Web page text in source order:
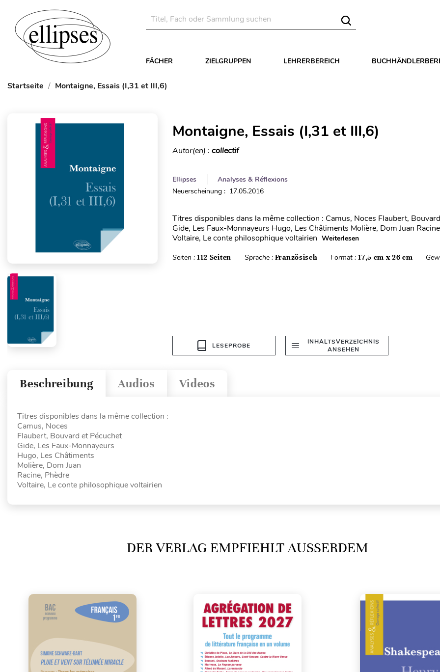
FÄCHER ZIELGRUPPEN LEHRERBEREICH
Startseite Montaigne, Essais (I,31 et III,6)
Montaigne, Essais (I,31 et III,6)
Autor(en) : collectif
Ellipses
Analyses & Réflexions
Neuerscheinung : 17.05.2016
Titres disponibles dans la même collection : Camus, Noces Flaubert,
Gide, Les Faux-Monnayeurs Hugo, Les Châtiments Molière, Dom Juan
Voltaire, Le conte philosophique voltairien Weiterlesen
Seiten : 112 Seiten Sprache : Französisch Format :17,5 cm x 26 cm
LESEPROBE
INHALTSVERZEICHNIS
ANSEHEN
Videos
Audios
Beschreibung
Titres disponibles dans la même collection :
Camus, Noces
Flaubert, Bouvard et Pécuchet
Gide, Les Faux-Monnayeurs
Hugo, Les Châtiments
Molière, Dom Juan
Racine, Phèdre
Voltaire, Le conte philosophique voltairien
DER VERLAG EMPFIEHLT AUSSERDEM